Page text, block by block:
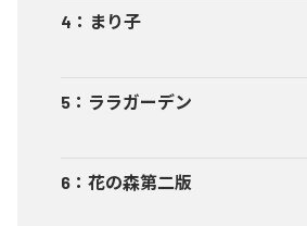
4 ： まり子
5 ： ララガーデン
6 ： 花の森第二版